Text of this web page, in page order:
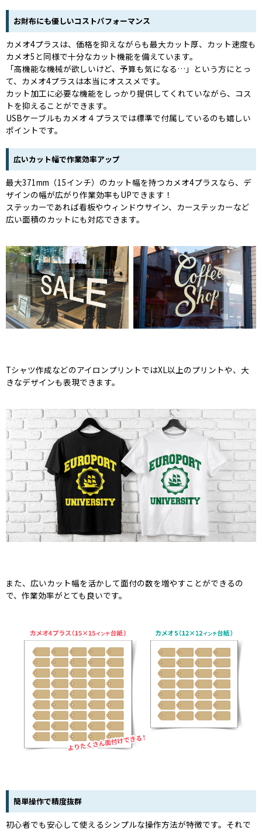
お財布にも優しいコストパフォーマンス
カメオ4プラスは、価格を抑えながらも最大カット厚、カット速度も
カメオ5と同様で十分なカット機能を備えています。
「高機能な機械が欲しいけど、予算も気になる…」という方にとっ
て、カメオ4プラスは本当にオススメです。
カット加工に必要な機能をしっかり提供してくれていながら、コス
トを抑えることができます。
USBケーブルもカメオ４プラスでは標準で付属しているのも嬉しい
ポイントです。
広いカット幅で作業効率アップ
最大371mm（15インチ）のカット幅を持つカメオ4プラスなら、デ
ザインの幅が広がり作業効率もUPできます！
ステッカーであれば看板やウィンドウサイン、カーステッカーなど
広い面積のカットにも対応できます。
Tシャツ作成などのアイロンプリントではXL以上のプリントや、大
きなデザインも表現できます。
また、広いカット幅を活かして面付の数を増やすことができるの
で、作業効率がとても良いです。
簡単操作で精度抜群
初心者でも安心して使えるシンプルな操作方法が特徴です。それで